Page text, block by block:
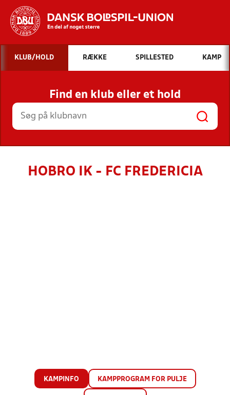
Hvad vil du søge efter?
INDHOLD OG NYHEDER
STILLINGER, RESULTATER, KLUBBER OG
HOLD
KLUB/HOLD RÆKKE SPILLESTED KAMP
Find en klub eller et hold
HOBRO IK - FC FREDERICIA
KAMPINFO KAMPPROGRAM FOR PULJE